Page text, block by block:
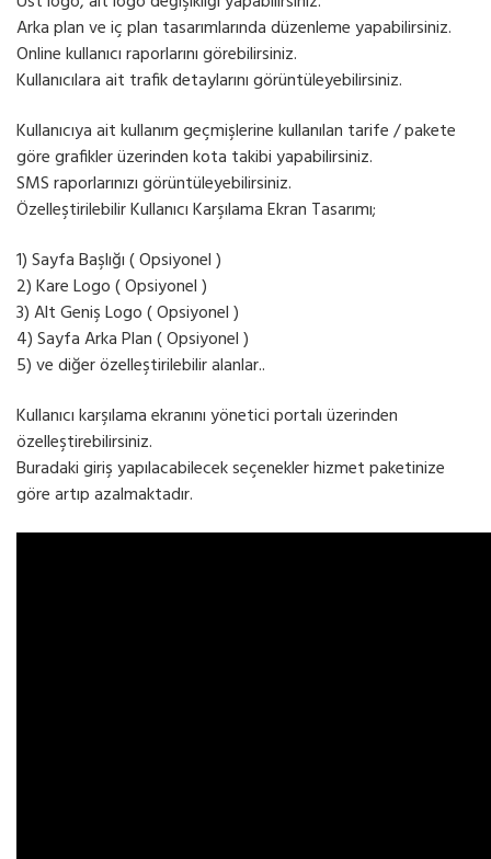
Arka plan ve iç plan tasarımlarında düzenleme yapabilirsiniz.
Online kullanıcı raporlarını görebilirsiniz.
Kullanıcılara ait trafik detaylarını görüntüleyebilirsiniz.
Kullanıcıya ait kullanım geçmişlerine kullanılan tarife / pakete
göre grafikler üzerinden kota takibi yapabilirsiniz.
SMS raporlarınızı görüntüleyebilirsiniz.
Özelleştirilebilir Kullanıcı Karşılama Ekran Tasarımı;
1) Sayfa Başlığı ( Opsiyonel )
2) Kare Logo ( Opsiyonel )
3) Alt Geniş Logo ( Opsiyonel )
4) Sayfa Arka Plan ( Opsiyonel )
5) ve diğer özelleştirilebilir alanlar..
Kullanıcı karşılama ekranını yönetici portalı üzerinden
özelleştirebilirsiniz.
Buradaki giriş yapılacabilecek seçenekler hizmet paketinize
göre artıp azalmaktadır.